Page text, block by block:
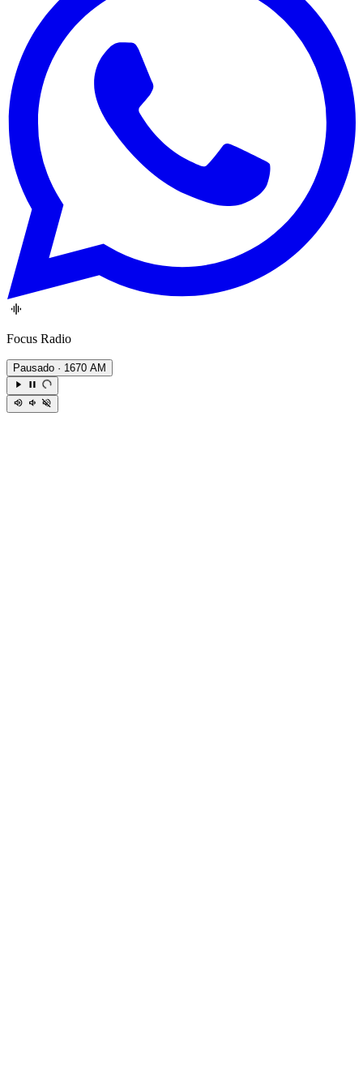
Focus Radio
Pausado · 1670 AM